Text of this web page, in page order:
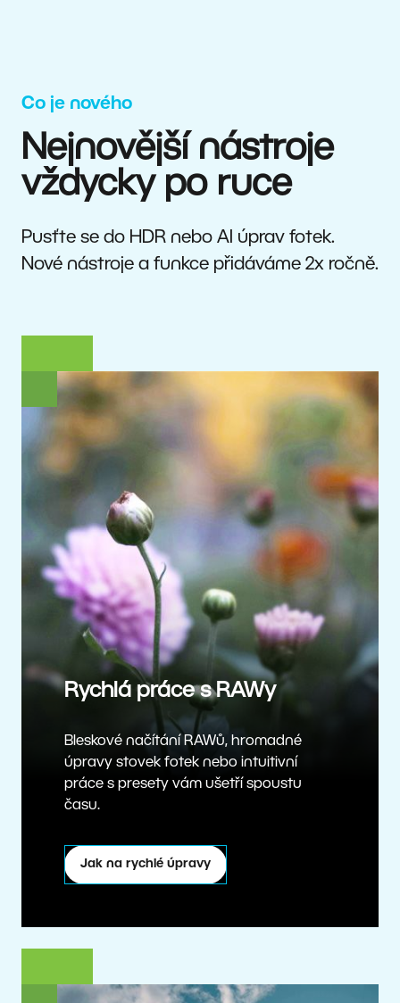
Co je nového
Nejnovější nástroje
vždycky po ruce
Pusťte se do HDR nebo AI úprav fotek.
Nové nástroje a funkce přidáváme 2x ročně.
Rychlá práce s RAWy
Bleskové načítání RAWů, hromadné
úpravy stovek fotek nebo intuitivní
práce s presety vám ušetří spoustu
času.
Jak na rychlé úpravy